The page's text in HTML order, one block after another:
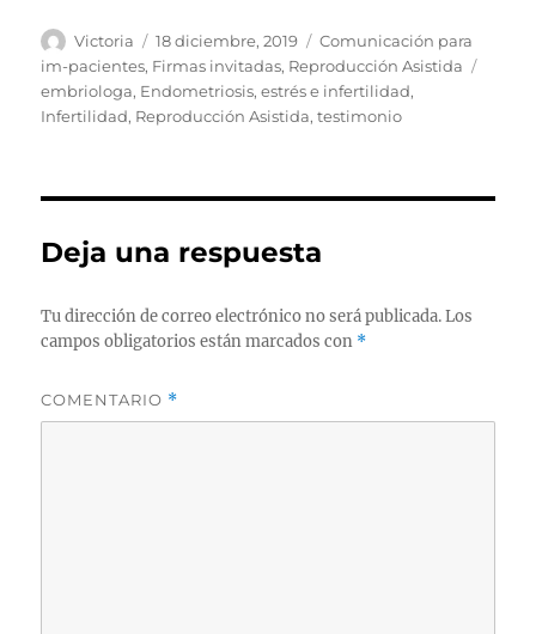
Autor
Victoria
Publicado
el
18 diciembre, 2019 Categorías
Comunicación para
im-pacientes, Firmas invitadas, Reproducción Asistida
embriologa, Endometriosis,estrés e infertilidad,
Infertilidad, Reproducción Asistida,testimonio
Deja una respuesta
Tu dirección de correo electrónico no será publicada. Los
campos obligatorios están marcados con *
COMENTARIO *